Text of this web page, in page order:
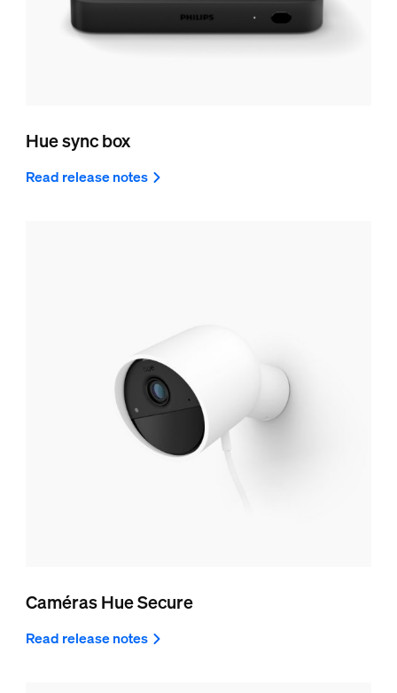
Hue sync box
Read release notes
Caméras Hue Secure
Read release notes